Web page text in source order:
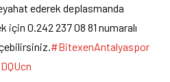
ederek deplasmanda
için 0.242 237 08 81 numaralı
#BitexenAntalyaspor